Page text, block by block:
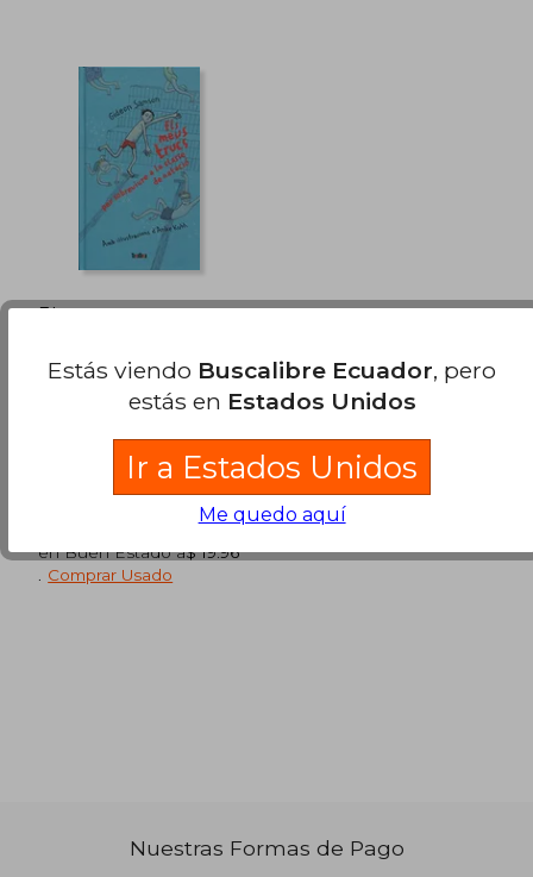
45%
dcto.
Els meus trucs per
Gideon Samson
TAKATUKA, Tapa Blanda,
en Buen Estado a$ 19.96
Comprar Usado
Nuestras Formas de Pago
Estás viendo Buscalibre Ecuador, pero
estás en Estados Unidos
Ir a Estados Unidos
Me quedo aquí